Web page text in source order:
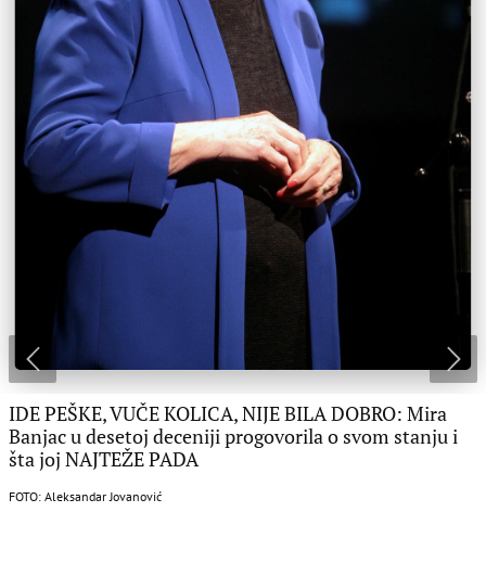
IDE PEŠKE, VUČE KOLICA, NIJE BILA DOBRO: Mira
Banjac u desetoj deceniji progovorila o svom stanju i
šta joj NAJTEŽE PADA
FOTO: Aleksandar Jovanović